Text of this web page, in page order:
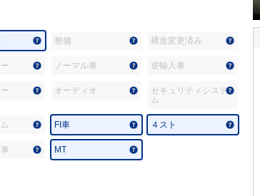
整備 構造変更済み
ノーマル車 逆輸入車
オーディオ
セキュリティシステ
ム
FI車 ４スト
MT